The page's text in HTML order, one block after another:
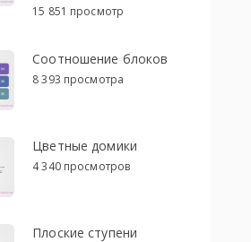
15 851 просмотр
Соотношение блоков
8 393 просмотра
Цветные домики
4 340 просмотров
Плоские ступени